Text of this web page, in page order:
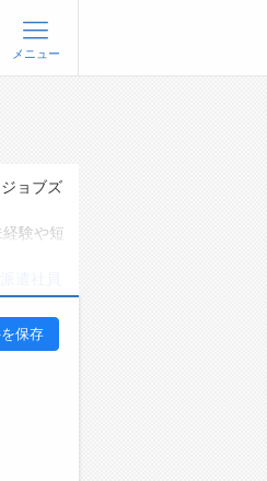
メニュー
ョブズ
験や短
作業員
保存